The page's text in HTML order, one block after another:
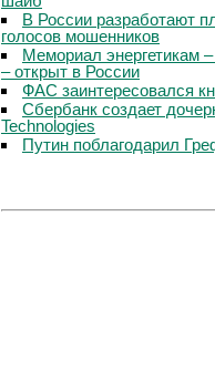
В России разработают
голосов мошенников
Мемориал энергетикам
– открыт в России
ФАС заинтересовался
Сбербанк создает
Technologies
Путин поблагодарил